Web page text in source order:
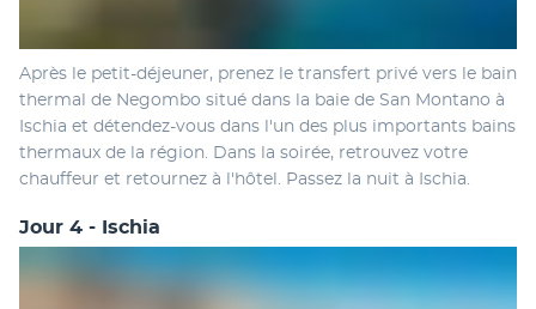
Après le petit-déjeuner, prenez le transfert privé vers le bain
thermal de Negombo situé dans la baie de San Montano à
Ischia et détendez-vous dans l'un des plus importants bains
thermaux de la région. Dans la soirée, retrouvez votre
chauffeur et retournez à l'hôtel. Passez la nuit à Ischia.
Jour 4 - Ischia